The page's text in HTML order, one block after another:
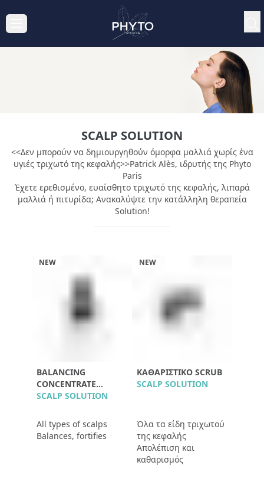
SCALP SOLUTION
<<Δεν μπορούν να δημιουργηθούν όμορφα μαλλιά χωρίς ένα
υγιές τριχωτό της κεφαλής>>Patrick Alès, ιδρυτής της Phyto
Paris
Έχετε ερεθισμένο, ευαίσθητο τριχωτό της κεφαλής, λιπαρά
μαλλιά ή πιτυρίδα; Ανακαλύψτε την κατάλληλη θεραπεία
Solution!
NEW
BALANCING
CONCENTRATE
POLLEINE
SCALP SOLUTION
All types of scalps
Balances, fortifies
NEW
ΚΑΘΑΡΙΣΤΙΚΌ SCRUB
SCALP SOLUTION
Όλα τα είδη τριχωτού
της κεφαλής
Απολέπιση και
καθαρισμός